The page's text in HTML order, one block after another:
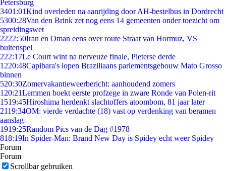
Petersburg
3401:01Kind overleden na aanrijding door AH-bestelbus in Dordrecht
5300:28Van den Brink zet nog eens 14 gemeenten onder toezicht om
spreidingswet
2222:50Iran en Oman eens over route Straat van Hormuz, VS
buitenspel
222:17Le Court wint na nerveuze finale, Pieterse derde
1220:48Capibara's lopen Braziliaans parlementsgebouw Mato Grosso
binnen
520:30Zomervakantieweerbericht: aanhoudend zomers
1 20:21Lemmen boekt eerste profzege in zware Ronde van Polen-rit
1519:45Hiroshima herdenkt slachtoffers atoombom, 81 jaar later
2119:34OM: vierde verdachte (18) vast op verdenking van beramen
aanslag
1919:25Random Pics van de Dag #1978
818:19In Spider-Man: Brand New Day is Spidey echt weer Spidey
Forum
Forum
Scrollbar gebruiken